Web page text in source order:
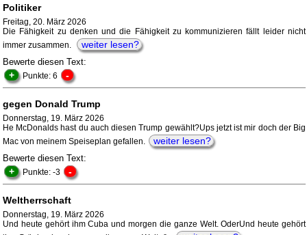
Politiker
Freitag, 20. März 2026
Die Fähigkeit zu denken und die Fähigkeit zu kommunizieren fällt leider nicht
immer zusammen.
weiter lesen?
Bewerte diesen Text:
+ Punkte: 6 -
gegen Donald Trump
Donnerstag, 19. März 2026
He McDonalds hast du auch diesen Trump gewählt?Ups jetzt ist mir doch der Big
Mac von meinem Speiseplan gefallen.
weiter lesen?
Bewerte diesen Text:
+ Punkte: -3 -
Weltherrschaft
Donnerstag, 19. März 2026
Und heute gehört ihm Cuba und morgen die ganze Welt. OderUnd heute gehört